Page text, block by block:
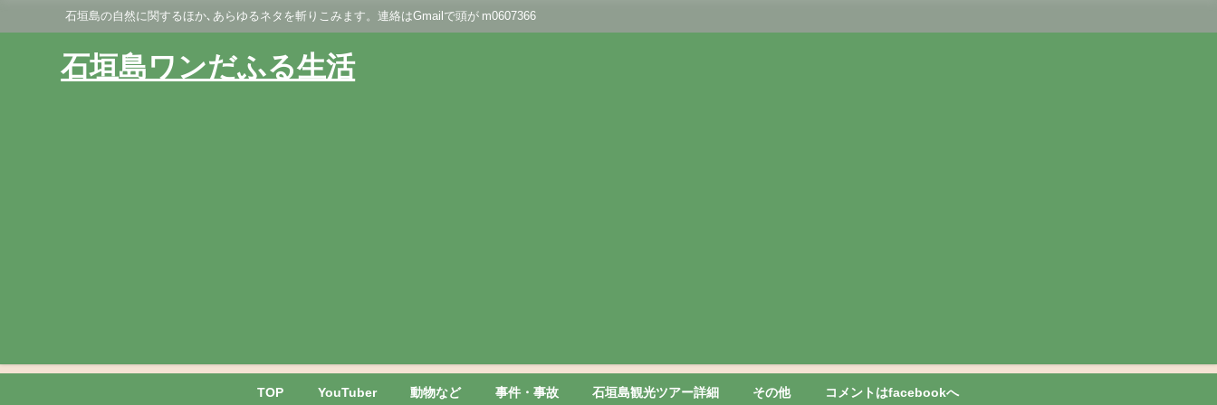
石垣島の自然に関するほか､あらゆるネタを斬りこみます。連絡はGmailで頭が m0607366
石垣島ワンだふる生活
TOP YouTuber 動物など 事件・事故 石垣島観光ツアー詳細 その他 コメントはfacebookへ